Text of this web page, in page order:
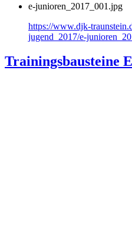
e-junioren_2017_001.jpg
https://www.djk-
jugend_2017/e-
Trainingsbausteine